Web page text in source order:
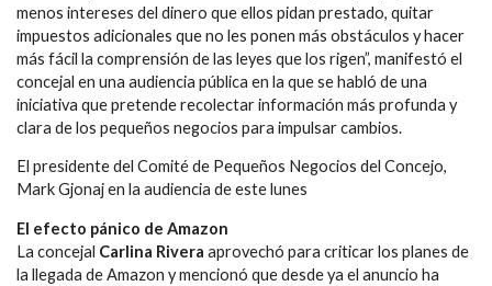
menos intereses del dinero que ellos pidan prestado, quitar
impuestos adicionales que no les ponen más obstáculos y hacer
más fácil la comprensión de las leyes que los rigen”, manifestó el
concejal en una audiencia pública en la que se habló de una
iniciativa que pretende recolectar información más profunda y
clara de los pequeños negocios para impulsar cambios.
El presidente del Comité de Pequeños Negocios del Concejo,
Mark Gjonaj en la audiencia de este lunes
El efecto pánico de Amazon
La concejal Carlina Rivera aprovechó para criticar los planes de
la llegada de Amazon y mencionó que desde ya el anuncio ha